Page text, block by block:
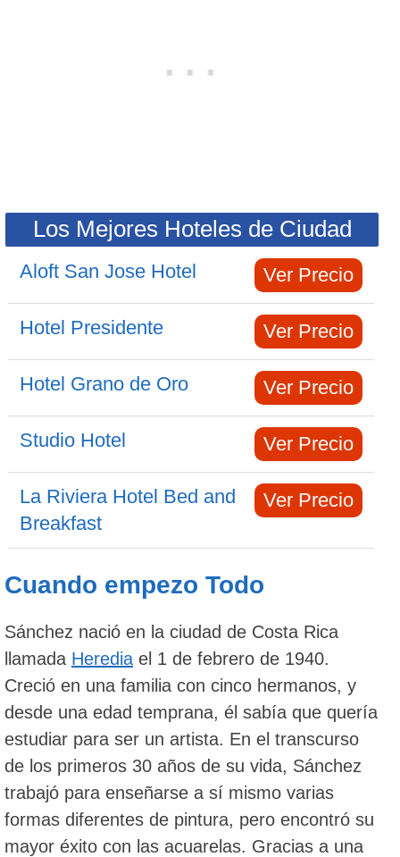
Los Mejores Hoteles de Ciudad
Aloft San Jose Hotel Ver Precio
Hotel Presidente Ver Precio
Hotel Grano de Oro Ver Precio
Studio Hotel Ver Precio
La Riviera Hotel Bed and
Breakfast
Ver Precio
Cuando empezo Todo
Sánchez nació en la ciudad de Costa Rica
llamada Heredia el 1 de febrero de 1940.
Creció en una familia con cinco hermanos, y
desde una edad temprana, él sabía que quería
estudiar para ser un artista. En el transcurso
de los primeros 30 años de su vida, Sánchez
trabajó para enseñarse a sí mismo varias
formas diferentes de pintura, pero encontró su
mayor éxito con las acuarelas. Gracias a una